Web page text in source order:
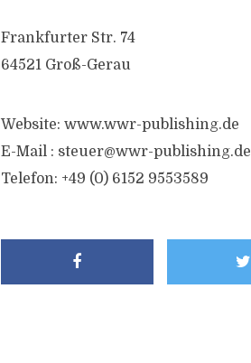
Frankfurter Str. 74
64521 Groß-Gerau
Website: www.wwr-publishing.de
E-Mail : steuer@wwr-publishing.de
Telefon: +49 (0) 6152 9553589